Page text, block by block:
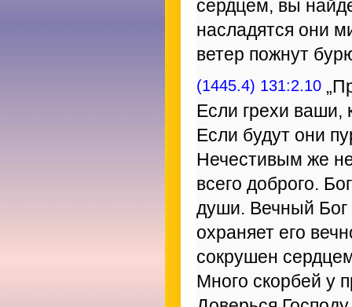
сердцем, вы
насладятся они
ветер пожнут
(1445.4) 131:2.10
Если грехи ваши,
Если будут они
Нечестивым же
всего доброго.
души. Вечный
охраняет его
сокрушен
Много скорбей у